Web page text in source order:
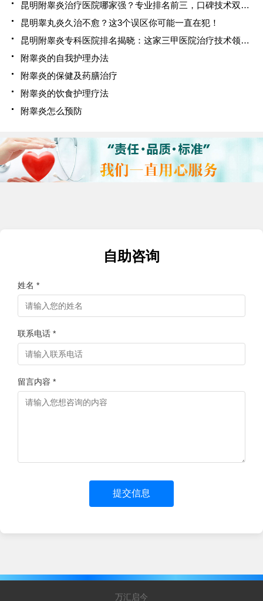
昆明附睾炎治疗医院哪家强？专业排名前三，口碑技术双优推荐！
昆明睾丸炎久治不愈？这3个误区你可能一直在犯！
昆明附睾炎专科医院排名揭晓：这家三甲医院治疗技术领先，患者口碑爆棚！
附睾炎的自我护理办法
附睾炎的保健及药膳治疗
附睾炎的饮食护理疗法
附睾炎怎么预防
自助咨询
姓名 *
联系电话 *
留言内容 *
提交信息
万汇启今